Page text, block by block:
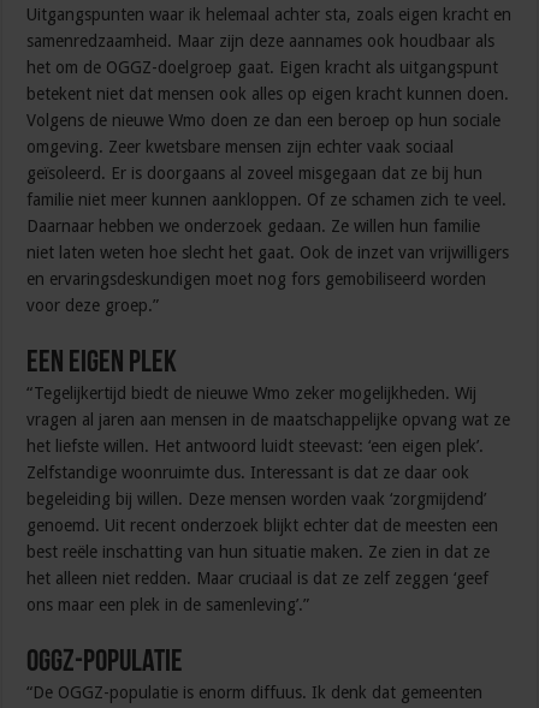
Uitgangspunten waar ik helemaal achter sta, zoals eigen kracht en
samenredzaamheid. Maar zijn deze aannames ook houdbaar als
het om de OGGZ-doelgroep gaat. Eigen kracht als uitgangspunt
betekent niet dat mensen ook alles op eigen kracht kunnen doen.
Volgens de nieuwe Wmo doen ze dan een beroep op hun sociale
omgeving. Zeer kwetsbare mensen zijn echter vaak sociaal
geïsoleerd. Er is doorgaans al zoveel misgegaan dat ze bij hun
familie niet meer kunnen aankloppen. Of ze schamen zich te veel.
Daarnaar hebben we onderzoek gedaan. Ze willen hun familie
niet laten weten hoe slecht het gaat. Ook de inzet van vrijwilligers
en ervaringsdeskundigen moet nog fors gemobiliseerd worden
voor deze groep.”
Een eigen plek
“Tegelijkertijd biedt de nieuwe Wmo zeker mogelijkheden. Wij
vragen al jaren aan mensen in de maatschappelijke opvang wat ze
het liefste willen. Het antwoord luidt steevast: ‘een eigen plek’.
Zelfstandige woonruimte dus. Interessant is dat ze daar ook
begeleiding bij willen. Deze mensen worden vaak ‘zorgmijdend’
genoemd. Uit recent onderzoek blijkt echter dat de meesten een
best reële inschatting van hun situatie maken. Ze zien in dat ze
het alleen niet redden. Maar cruciaal is dat ze zelf zeggen ‘geef
ons maar een plek in de samenleving’.”
OGGZ-populatie
“De OGGZ-populatie is enorm diffuus. Ik denk dat gemeenten